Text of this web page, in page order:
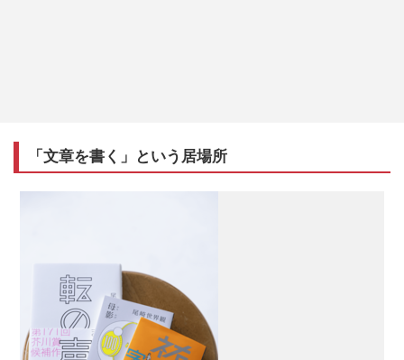
「文章を書く」という居場所